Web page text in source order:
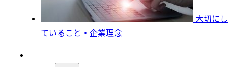
大切にし
ていること・企業理念